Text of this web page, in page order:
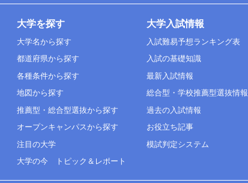
大学を探す
大学名から探す
都道府県から探す
各種条件から探す
地図から探す
推薦型・総合型選抜から探す
オープンキャンパスから探す
注目の大学
大学の今 トピック＆レポート
大学入試情報
入試難易予想ランキング表
入試の基礎知識
最新入試情報
総合型・学校推薦型選抜情報
過去の入試情報
お役立ち記事
模試判定システム